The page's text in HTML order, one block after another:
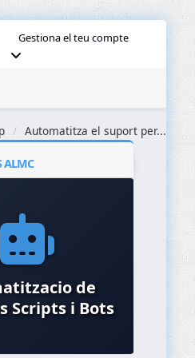
Gestiona el teu compte
Automatitza el suport per...
ALMC
de
Scripts i Bots
i
(Docker,